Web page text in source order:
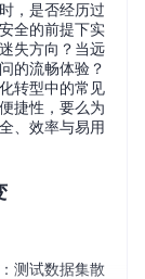
，是否经历过
全的前提下实
失方向？当远
的流畅体验？
转型中的常见
捷性，要么为
、效率与易用
测试数据集散